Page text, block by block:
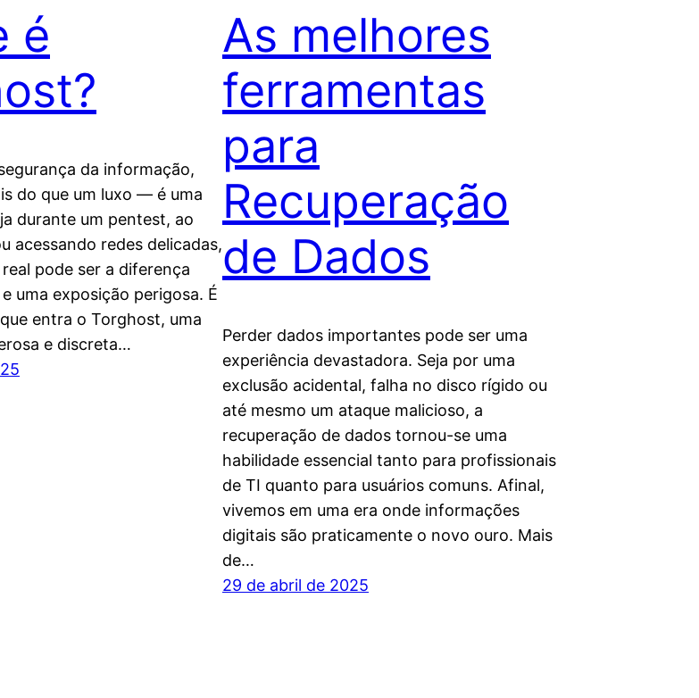
é
da informação,
do que um luxo — é uma
durante um pentest, ao
acessando redes delicadas,
pode ser a diferença
uma exposição perigosa. É
entra o Torghost, uma
e discreta…
As melhores
ferramentas
para
Recuperação
de Dados
Perder dados importantes pode ser uma
experiência devastadora. Seja por uma
exclusão acidental, falha no disco rígido ou
até mesmo um ataque malicioso, a
recuperação de dados tornou-se uma
habilidade essencial tanto para profissionais
de TI quanto para usuários comuns. Afinal,
vivemos em uma era onde informações
digitais são praticamente o novo ouro. Mais
de…
29 de abril de 2025